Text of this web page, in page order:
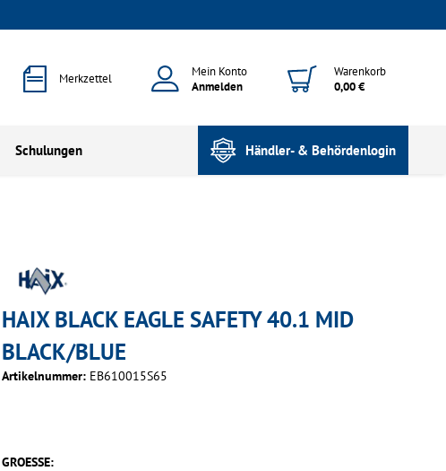
Merkzettel
Mein Konto
Anmelden
Warenkorb
0,00 €
Schulungen Händler- & Behördenlogin
HAIX BLACK EAGLE SAFETY 40.1 MID
BLACK/BLUE
Artikelnummer: EB610015S65
GROESSE: